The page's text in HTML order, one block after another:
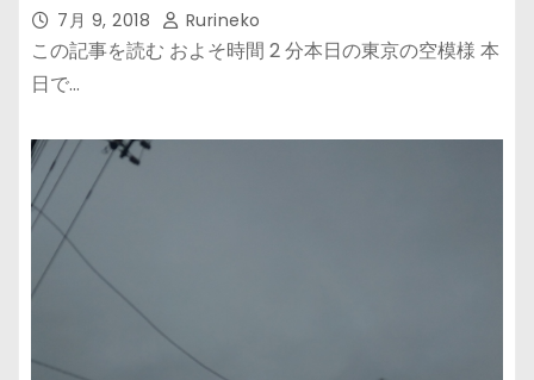
7月 9, 2018 Rurineko
この記事を読む およそ時間 2 分本日の東京の空模様 本
日で…